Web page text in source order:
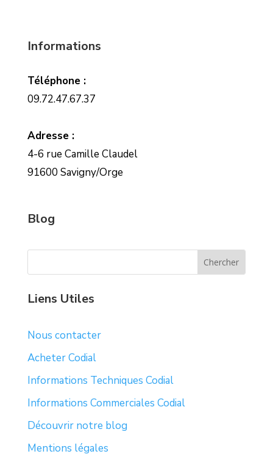
Informations
Téléphone :
09.72.47.67.37
Adresse :
4-6 rue Camille Claudel
91600 Savigny/Orge
Blog
Liens Utiles
Nous contacter
Acheter Codial
Informations Techniques Codial
Informations Commerciales Codial
Découvrir notre blog
Mentions légales